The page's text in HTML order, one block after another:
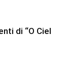
di “O Ciel